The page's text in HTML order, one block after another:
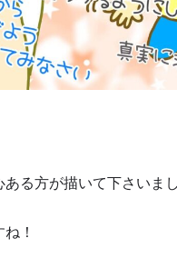
る方が描いて下さいまし
！